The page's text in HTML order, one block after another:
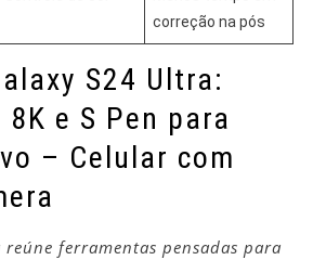
correção na pós
S24 Ultra:
e S Pen para
– Celular com
reúne ferramentas pensadas para